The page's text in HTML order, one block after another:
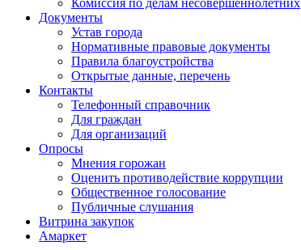
Комиссия по делам несовершеннолетних
Документы
Устав города
Нормативные правовые документы
Правила благоустройства
Открытые данные, перечень
Контакты
Телефонный справочник
Для граждан
Для организаций
Опросы
Мнения горожан
Оценить противодействие коррупции
Общественное голосование
Публичные слушания
Витрина закупок
Амаркет